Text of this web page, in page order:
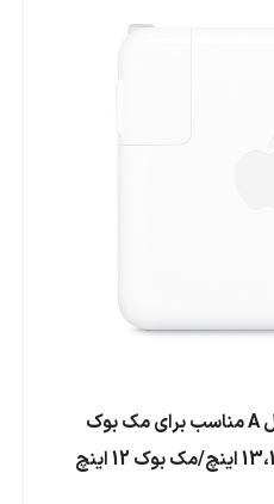
آداپتور برق 61 وات اپل مدل A مناسب برای مک بوک